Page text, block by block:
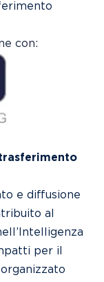
con:
e diffusione
al
per il